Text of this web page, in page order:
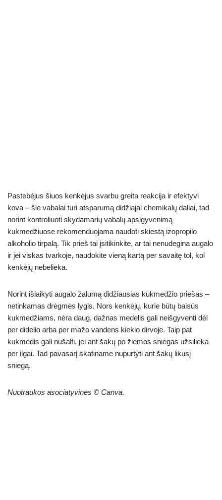
Pastebėjus šiuos kenkėjus svarbu greita reakcija ir efektyvi
kova – šie vabalai turi atsparumą didžiajai chemikalų daliai, tad
norint kontroliuoti skydamarių vabalų apsigyvenimą
kukmedžiuose rekomenduojama naudoti skiestą izopropilo
alkoholio tirpalą. Tik prieš tai įsitikinkite, ar tai nenudegina augalo
ir jei viskas tvarkoje, naudokite vieną kartą per savaitę tol, kol
kenkėjų nebelieka.
Norint išlaikyti augalo žalumą didžiausias kukmedžio priešas –
netinkamas drėgmės lygis. Nors kenkėjų, kurie būtų baisūs
kukmedžiams, nėra daug, dažnas medelis gali neišgyventi dėl
per didelio arba per mažo vandens kiekio dirvoje. Taip pat
kukmedis gali nušalti, jei ant šakų po žiemos sniegas užsilieka
per ilgai. Tad pavasarį skatiname nupurtyti ant šakų likusį
sniegą.
Nuotraukos asociatyvinės © Canva.